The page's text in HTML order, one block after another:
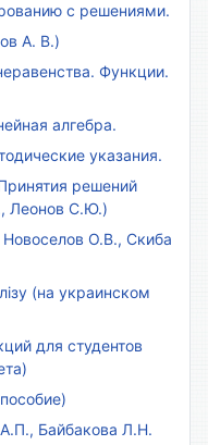
с решениями.
А. В.)
Функции.
алгебра.
указания.
решений
Леонов С.Ю.)
Новоселов О.В., Скиба
(на украинском
для студентов
Байбакова Л.Н.